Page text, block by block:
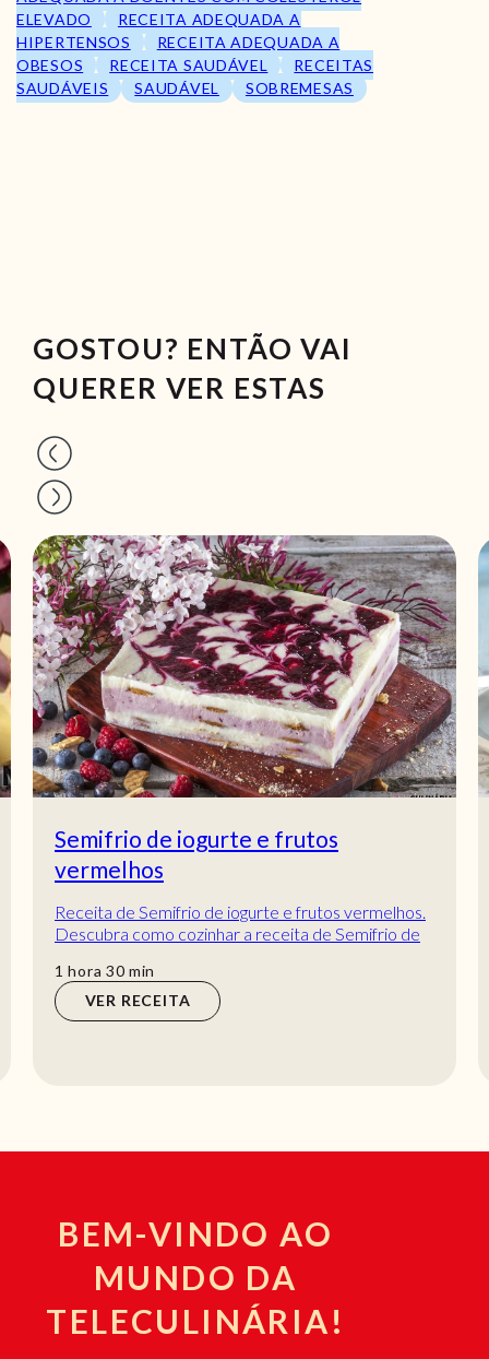
ELEVADO
RECEITA ADEQUADA A
HIPERTENSOS
RECEITA ADEQUADA A
OBESOS
RECEITA SAUDÁVEL
RECEITAS
SAUDÁVEIS
SAUDÁVEL SOBREMESAS
GOSTOU? ENTÃO VAI
QUERER VER ESTAS
Semifrio de iogurte e frutos
vermelhos
Receita de Semifrio de iogurte e frutos vermelhos.
Descubra como cozinhar a receita de Semifrio de
1 hora
hora 30min
min
VER RECEITA
BEM-VINDO AO
MUNDO DA
TELECULINÁRIA!